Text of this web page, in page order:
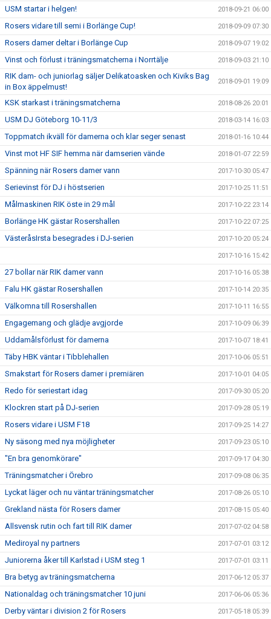
USM startar i helgen! 2018-09-21 06:00
Rosers vidare till semi i Borlänge Cup! 2018-09-09 07:30
Rosers damer deltar i Borlänge Cup 2018-09-07 19:02
Vinst och förlust i träningsmatcherna i Norrtälje 2018-09-03 21:10
RIK dam- och juniorlag säljer Delikatoasken och Kiviks Bag
in Box äppelmust!
2018-09-01 19:09
KSK starkast i träningsmatcherna 2018-08-26 20:01
USM DJ Göteborg 10-11/3 2018-03-14 16:03
Toppmatch ikväll för damerna och klar seger senast 2018-01-16 10:44
Vinst mot HF SIF hemma när damserien vände 2018-01-07 22:59
Spänning när Rosers damer vann 2017-10-30 05:47
Serievinst för DJ i höstserien 2017-10-25 11:51
Målmaskinen RIK öste in 29 mål 2017-10-22 23:14
Borlänge HK gästar Rosershallen 2017-10-22 07:25
VästeråsIrsta besegrades i DJ-serien 2017-10-20 05:24
2017-10-16 15:42
27 bollar när RIK damer vann 2017-10-16 05:38
Falu HK gästar Rosershallen 2017-10-14 20:35
Välkomna till Rosershallen 2017-10-11 16:55
Engagemang och glädje avgjorde 2017-10-09 06:39
Uddamålsförlust för damerna 2017-10-07 18:41
Täby HBK väntar i Tibblehallen 2017-10-06 05:51
Smakstart för Rosers damer i premiären 2017-10-01 04:05
Redo för seriestart idag 2017-09-30 05:20
Klockren start på DJ-serien 2017-09-28 05:19
Rosers vidare i USM F18 2017-09-25 14:27
Ny säsong med nya möjligheter 2017-09-23 05:10
"En bra genomkörare" 2017-09-17 04:30
Träningsmatcher i Örebro 2017-09-08 06:35
Lyckat läger och nu väntar träningsmatcher 2017-08-26 05:10
Grekland nästa för Rosers damer 2017-08-15 05:40
Allsvensk rutin och fart till RIK damer 2017-07-02 04:58
Mediroyal ny partners 2017-07-01 03:12
Juniorerna åker till Karlstad i USM steg 1 2017-07-01 03:11
Bra betyg av träningsmatcherna 2017-06-12 05:37
Nationaldag och träningsmatcher 10 juni 2017-06-06 05:36
Derby väntar i division 2 för Rosers 2017-05-18 05:39